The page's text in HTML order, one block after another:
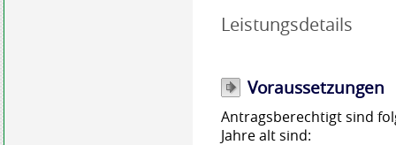
Leistungsdetails
Voraussetzungen
Antragsberechtigt sind
Jahre alt sind: